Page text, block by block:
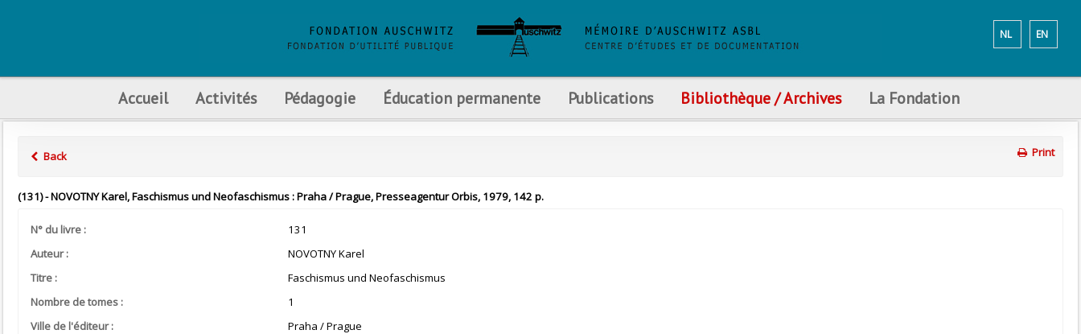
EN
NL
Accueil Activités Pédagogie Éducation permanente Publications Bibliothèque / Archives La Fondation
Back Print
(131) - NOVOTNY Karel, Faschismus und Neofaschismus : Praha / Prague, Presseagentur Orbis, 1979, 142 p.
N° du livre :
131
Auteur :
NOVOTNY Karel
Titre :
Faschismus und Neofaschismus
Nombre de tomes :
1
Ville de l'éditeur :
Praha / Prague